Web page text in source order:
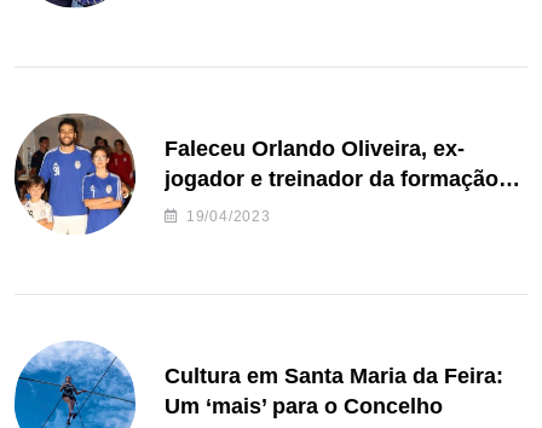
Faleceu Orlando Oliveira, ex-
jogador e treinador da formação
de andebol do Feirense
19/04/2023
Cultura em Santa Maria da Feira:
Um ‘mais’ para o Concelho